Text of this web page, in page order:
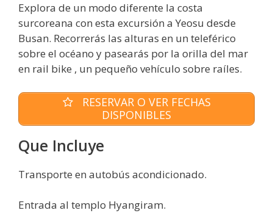
Explora de un modo diferente la costa
surcoreana con esta excursión a Yeosu desde
Busan. Recorrerás las alturas en un teleférico
sobre el océano y pasearás por la orilla del mar
en rail bike , un pequeño vehículo sobre raíles.
RESERVAR O VER FECHAS
DISPONIBLES
Que Incluye
Transporte en autobús acondicionado.
Entrada al templo Hyangiram.